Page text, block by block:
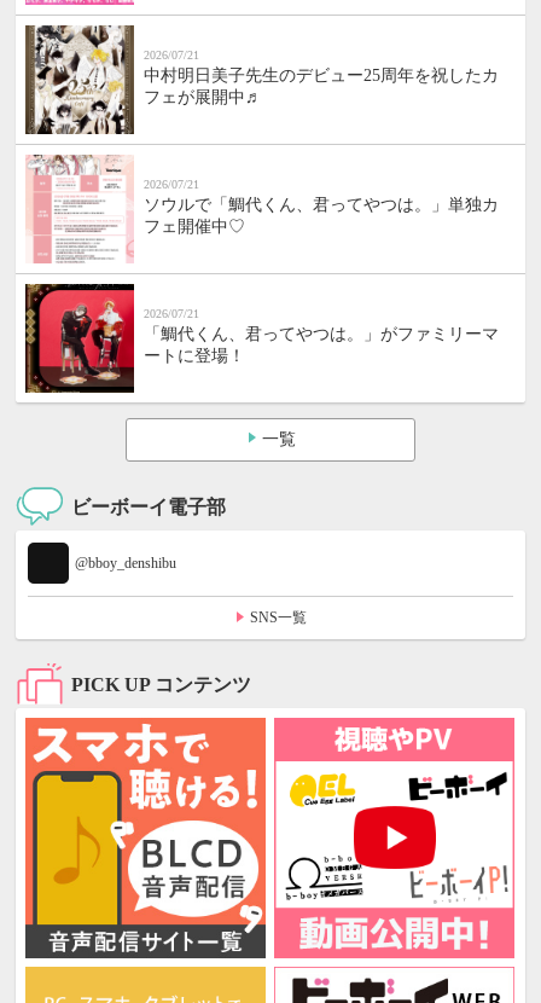
2026/07/21
中村明日美子先生のデビュー25周年を祝したカ
フェが展開中♬
2026/07/21
ソウルで「鯛代くん、君ってやつは。」単独カ
フェ開催中♡
2026/07/21
「鯛代くん、君ってやつは。」がファミリーマ
ートに登場！
一覧
ビーボーイ電子部
@bboy_denshibu
SNS一覧
PICK UP コンテンツ